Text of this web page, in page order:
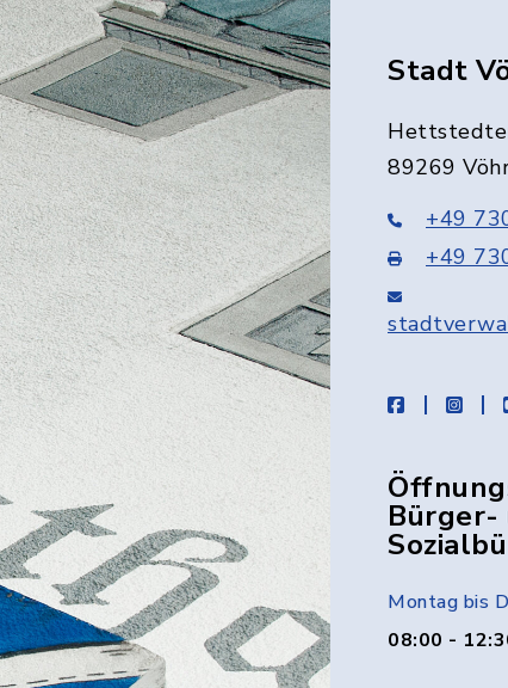
Stadt
89269
+49
+49
facebook
Bürger-
Montag bis
08:00 -